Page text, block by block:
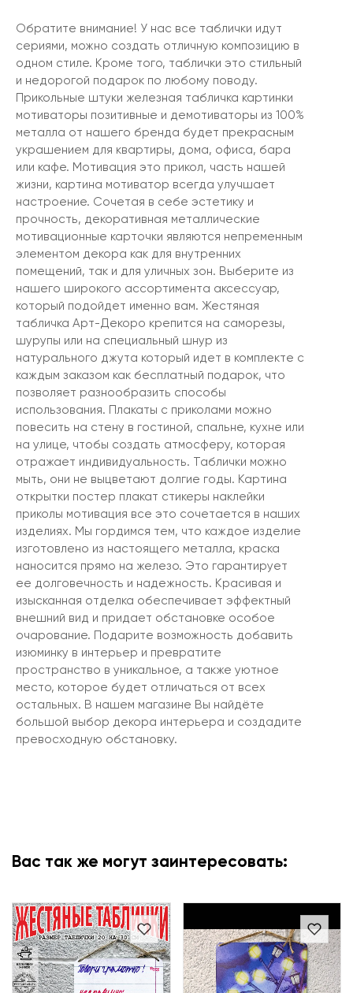
Обратите внимание! У нас все таблички идут
сериями, можно создать отличную композицию в
одном стиле. Кроме того, таблички это стильный
и недорогой подарок по любому поводу.
Прикольные штуки железная табличка картинки
мотиваторы позитивные и демотиваторы из 100%
металла от нашего бренда будет прекрасным
украшением для квартиры, дома, офиса, бара
или кафе. Мотивация это прикол, часть нашей
жизни, картина мотиватор всегда улучшает
настроение. Сочетая в себе эстетику и
прочность, декоративная металлические
мотивационные карточки являются непременным
элементом декора как для внутренних
помещений, так и для уличных зон. Выберите из
нашего широкого ассортимента аксессуар,
который подойдет именно вам. Жестяная
табличка Арт-Декоро крепится на саморезы,
шурупы или на специальный шнур из
натурального джута который идет в комплекте с
каждым заказом как бесплатный подарок, что
позволяет разнообразить способы
использования. Плакаты с приколами можно
повесить на стену в гостиной, спальне, кухне или
на улице, чтобы создать атмосферу, которая
отражает индивидуальность. Таблички можно
мыть, они не выцветают долгие годы. Картина
открытки постер плакат стикеры наклейки
приколы мотивация все это сочетается в наших
изделиях. Мы гордимся тем, что каждое изделие
изготовлено из настоящего металла, краска
наносится прямо на железо. Это гарантирует
ее долговечность и надежность. Красивая и
изысканная отделка обеспечивает эффектный
внешний вид и придает обстановке особое
очарование. Подарите возможность добавить
изюминку в интерьер и превратите
пространство в уникальное, а также уютное
место, которое будет отличаться от всех
остальных. В нашем магазине Вы найдёте
большой выбор декора интерьера и создадите
превосходную обстановку.
Вас так же могут заинтересовать: